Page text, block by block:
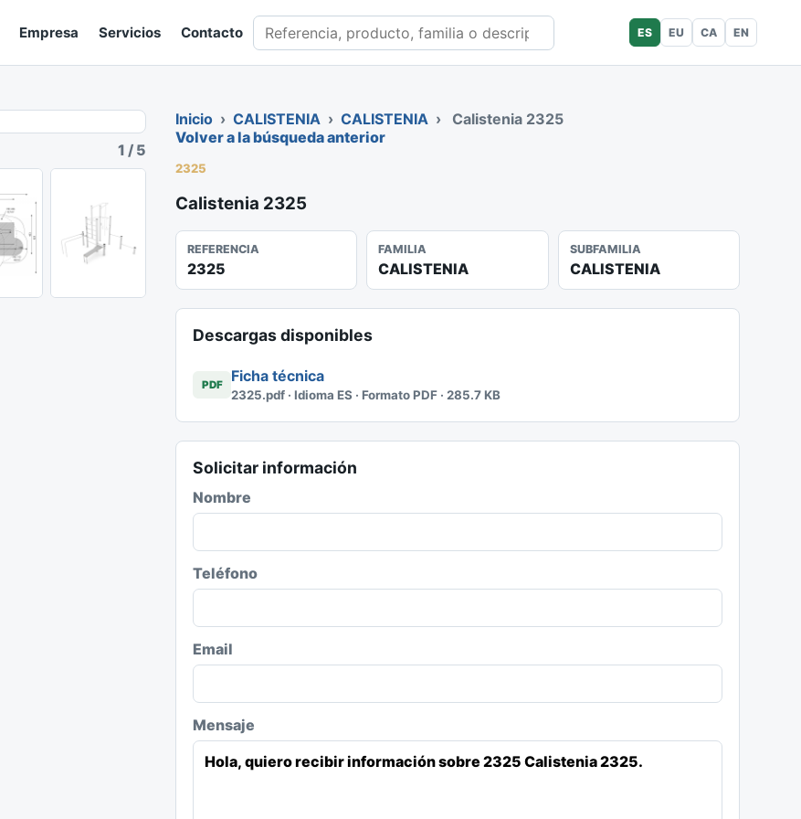
Empresa Servicios Contacto Buscar en catálogo ES EU CA EN
1 / 5
Inicio › CALISTENIA › CALISTENIA ›
Calistenia 2325
Volver a la búsqueda anterior
2325
Calistenia 2325
REFERENCIA
2325
FAMILIA
CALISTENIA
SUBFAMILIA
CALISTENIA
Descargas disponibles
PDF Ficha técnica
2325.pdf · Idioma ES · Formato PDF · 285.7 KB
Solicitar información
Nombre
Teléfono
Email
Mensaje